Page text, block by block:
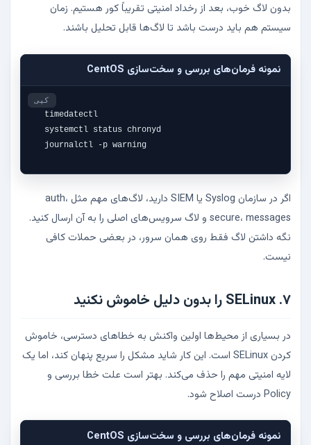
بدون لاگ خوب، بعد از رخداد امنیتی تقریباً کور هستیم. زمان
سیستم هم باید درست باشد تا لاگ‌ها قابل تحلیل باشند.
نمونه فرمان‌های بررسی و سخت‌سازی CentOS
timedatectl
systemctl status chronyd
journalctl -p warning
کپی
اگر در سازمان Syslog یا SIEM دارید، لاگ‌های مهم مثل auth،
secure، messages و لاگ سرویس‌های اصلی را به آن ارسال کنید.
نگه داشتن لاگ فقط روی همان سرور، در بعضی حملات کافی
نیست.
۷. SELinux را بدون دلیل خاموش نکنید
در بسیاری از محیط‌ها اولین واکنش به خطاهای دسترسی، خاموش
کردن SELinux است. این کار شاید مشکل را سریع پنهان کند، اما یک
لایه امنیتی مهم را حذف می‌کند. بهتر است علت خطا بررسی و
Policy درست اصلاح شود.
نمونه فرمان‌های بررسی و سخت‌سازی CentOS